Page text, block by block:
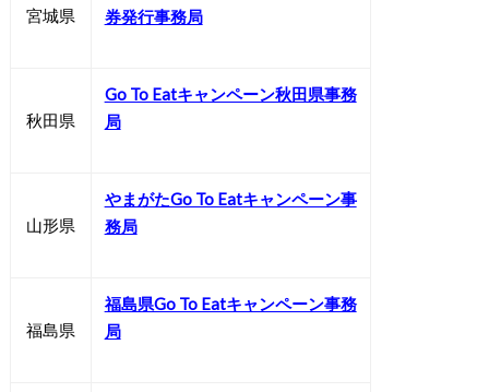
宮城県
券発行事務局
秋田県
Go To Eatキャンペーン秋田県事務
局
山形県
やまがたGo To Eatキャンペーン事
務局
福島県
福島県Go To Eatキャンペーン事務
局